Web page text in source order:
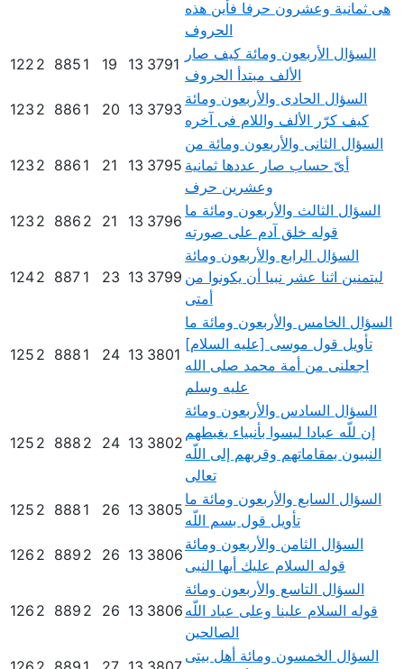
هى ثمانية وعشرون حرفا فأين هذه
الحروف
السؤال الأربعون ومائة كيف صار
الألف مبتدأ الحروف
3791
13
19
1
885
2
122
السؤال الحادى والأربعون ومائة
كيف كرّر الألف واللام فى آخره
3793
13
20
1
886
2
123
السؤال الثانى والأربعون ومائة من
أىّ حساب صار عددها ثمانية
وعشرين حرف
3795
13
21
1
886
2
123
السؤال الثالث والأربعون ومائة ما
قوله خلق آدم على صورته
3796
13
21
2
886
2
123
السؤال الرابع والأربعون ومائة
ليتمنين اثنا عشر نبيا أن يكونوا من
أمتى
3799
13
23
1
887
2
124
السؤال الخامس والأربعون ومائة ما
تأويل قول موسى [عليه السلام]
اجعلنى من أمة محمد صلى الله
عليه وسلم
3801
13
24
1
888
2
125
السؤال السادس والأربعون ومائة
إن للّه عبادا ليسوا بأنبياء يغبطهم
النبيون بمقاماتهم وقربهم إلى اللّه
تعالى
3802
13
24
2
888
2
125
السؤال السابع والأربعون ومائة ما
تأويل قول بسم اللّه
3805
13
26
1
888
2
125
السؤال الثامن والأربعون ومائة
قوله السلام عليك أيها النبى
3806
13
26
2
889
2
126
السؤال التاسع والأربعون ومائة
قوله السلام علينا وعلى عباد اللّه
الصالحين
3806
13
26
2
889
2
126
السؤال الخمسون ومائة أهل بيتى